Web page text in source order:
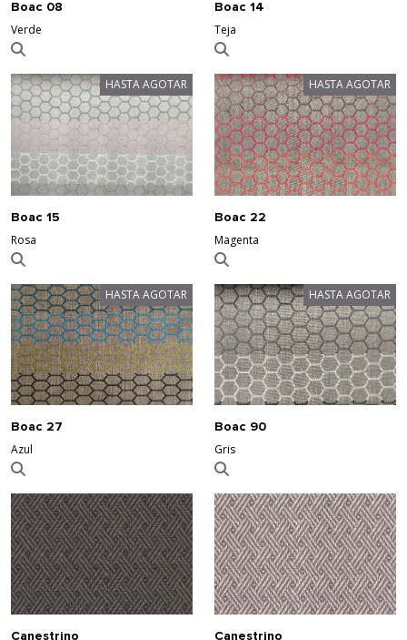
Boac 08
Verde
Boac 14
Teja
HASTA AGOTAR
Boac 15
Rosa
HASTA AGOTAR
Boac 22
Magenta
HASTA AGOTAR
Boac 27
Azul
HASTA AGOTAR
Boac 90
Gris
Canestrino Canestrino